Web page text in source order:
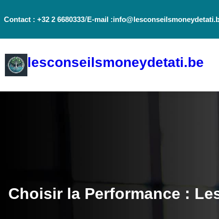
auContact : +32 2 6680333/E-mail
lesconseilsmoneydetati.be
Choisir la Performance :